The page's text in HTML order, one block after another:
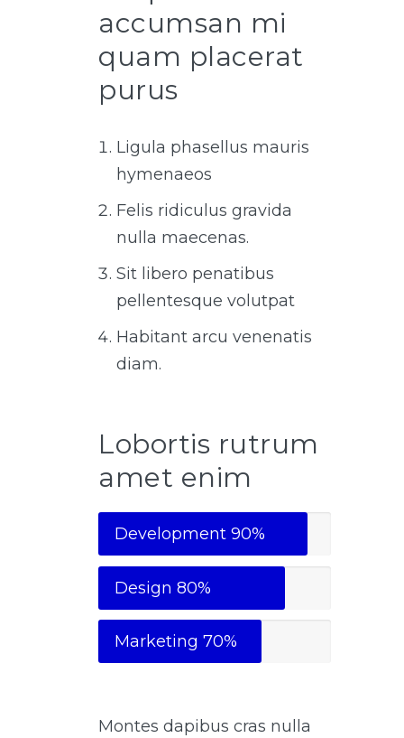
accumsan mi
quam placerat
purus
Ligula phasellus mauris
hymenaeos
Felis ridiculus gravida
nulla maecenas.
Sit libero penatibus
pellentesque volutpat
Habitant arcu venenatis
diam.
Lobortis rutrum
amet enim
Development 90%
Design 80%
Marketing 70%
Montes dapibus cras nulla